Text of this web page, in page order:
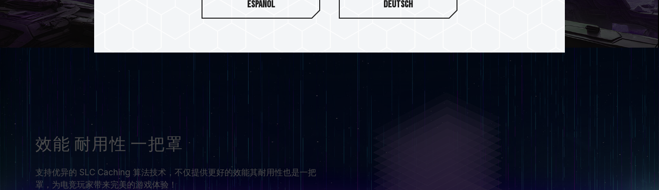
效能 耐用性 一把罩
支持优异的 SLC Caching 算法技术，不仅提供更好的效能其耐用性也是一把
罩，为电竞玩家带来完美的游戏体验！
Español Deutsch